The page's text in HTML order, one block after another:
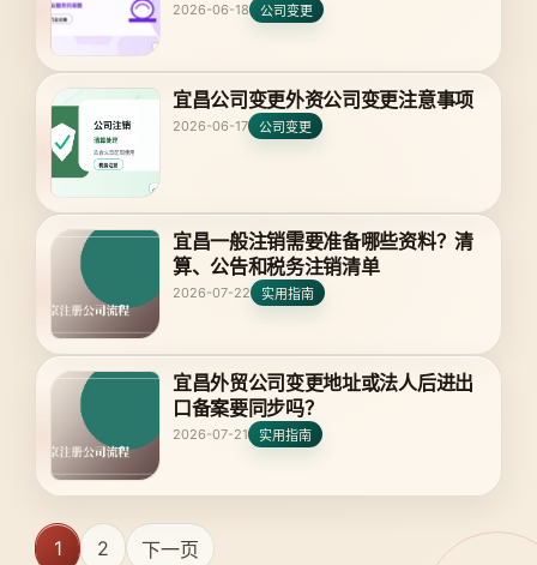
2026-06-18 公司变更
宜昌公司变更外资公司变更注意事项
2026-06-17 公司变更
宜昌一般注销需要准备哪些资料？清
算、公告和税务注销清单
2026-07-22 实用指南
宜昌外贸公司变更地址或法人后进出
口备案要同步吗？
2026-07-21 实用指南
1 2 下一页